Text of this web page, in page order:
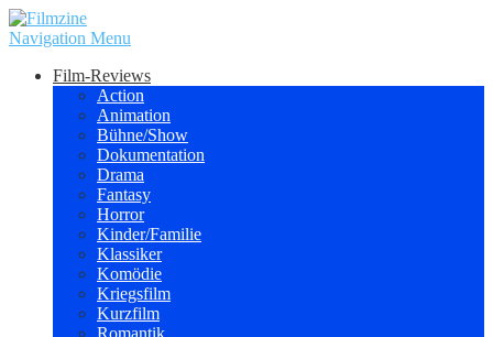
Navigation Menu
Film-Reviews
Action
Animation
Bühne/Show
Dokumentation
Drama
Fantasy
Horror
Kinder/Familie
Klassiker
Komödie
Kriegsfilm
Kurzfilm
Romantik